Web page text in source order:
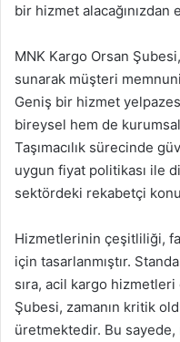
bir hizmet
MNK Kargo Orsan
sunarak müşteri
Geniş bir hizmet
bireysel hem de
Taşımacılık sürecinde
uygun fiyat politikası ile
sektördeki rekabetçi
Hizmetlerinin çeşitliliği,
için tasarlanmıştır.
sıra, acil kargo
Şubesi, zamanın kritik
üretmektedir. Bu